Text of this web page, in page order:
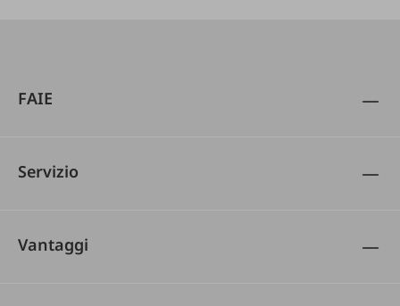
FAIE
Servizio
Vantaggi